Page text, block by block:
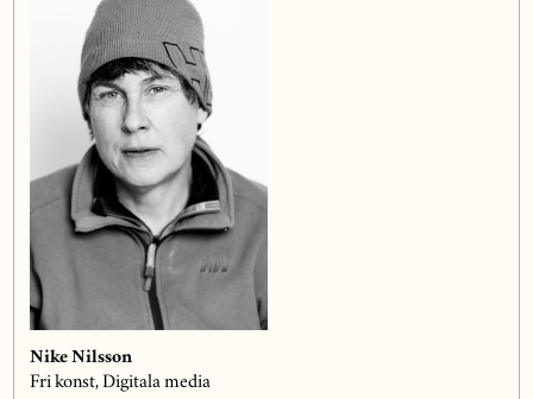
Nike Nilsson
Fri konst, Digitala media